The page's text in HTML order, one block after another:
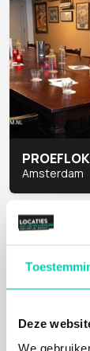
Deze
We
Amsterdam